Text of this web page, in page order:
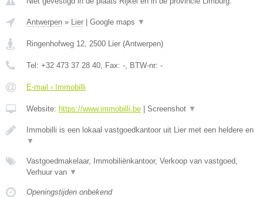
Antwerpen » Lier Google maps ▼
Ringenhofweg 12, 2500 Lier (Antwerpen)
Tel: +32 473 37 28 40, Fax: -, BTW-nr: -
E-mail › Immobilli
Website: https://www.immobilli.be Screenshot ▼
Immobilli is een lokaal vastgoedkantoor uit Lier met een heldere en
▼
Vastgoedmakelaar, Immobiliënkantoor, Verkoop van vastgoed,
Verhuur van ▼
Openingstijden onbekend